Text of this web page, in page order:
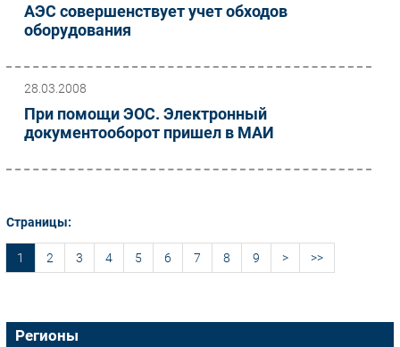
АЭС совершенствует учет обходов
оборудования
28.03.2008
При помощи ЭОС. Электронный
документооборот пришел в МАИ
Страницы:
1 2 3 4 5 6 7 8 9 > >>
Регионы